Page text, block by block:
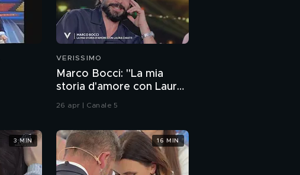
VERISSIMO
Marco Bocci: "La mia
storia d'amore con Laura
Chiatti"
26 apr | Canale 5
3 MIN 16 MIN